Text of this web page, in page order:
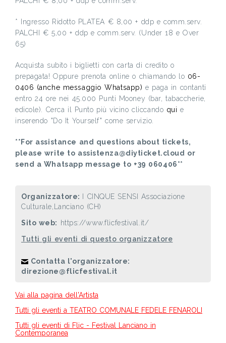
* Ingresso Ridotto PLATEA € 8,00 + ddp e comm.serv.
PALCHI € 5,00 + ddp e comm.serv. (Under 18 e Over
65)
Acquista subito i biglietti con carta di credito o
prepagata! Oppure prenota online o chiamando lo 06-
0406 (anche messaggio Whatsapp) e paga in contanti
entro 24 ore nei 45.000 Punti Mooney (bar, tabaccherie,
edicole). Cerca il Punto più vicino cliccando quie
inserendo "Do It Yourself" come servizio.
**For assistance and questions about tickets,
please write to assistenza@diyticket.cloud or
send a Whatsapp message to +39 060406**
Organizzatore:
I CINQUE SENSI Associazione
Culturale,Lanciano (CH)
Sito web:
https://www.flicfestival.it/
Tutti gli eventi di questo organizzatore
Contatta l'organizzatore:
direzione@flicfestival.it
Vai alla pagina dell'Artista
Tutti gli eventi a TEATRO COMUNALE FEDELE FENAROLI
Tutti gli eventi di Flic - Festival Lanciano in
Contemporanea